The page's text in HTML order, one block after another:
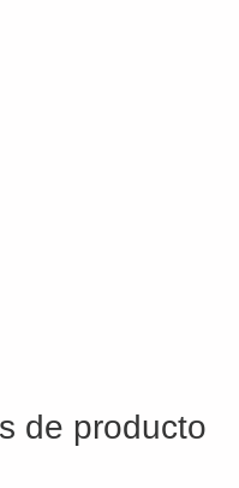
de producto